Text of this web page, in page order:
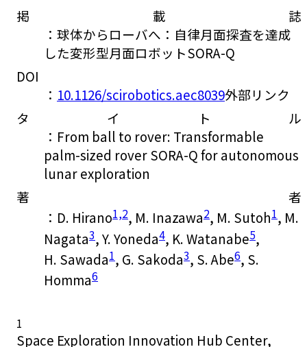
掲載誌
：球体からローバへ：自律月面探査を達成
した変形型月面ロボットSORA-Q
DOI
： 10.1126/scirobotics.aec8039外部リンク
タイトル
：From ball to rover: Transformable
palm-sized rover SORA-Q for autonomous
lunar exploration
著者
：D. Hirano1,2, M. Inazawa2, M. Sutoh1, M.
Nagata3, Y. Yoneda4, K. Watanabe5,
H. Sawada1, G. Sakoda3, S. Abe6, S.
Homma6
1
Space Exploration Innovation Hub Center,